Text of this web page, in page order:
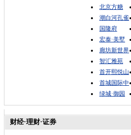
北京方糖
潮白河孔雀
国隆府
宏泰·美墅
廊坊新世界
智汇雅苑
首开熙悦山
首城国际中
绿城·御园
财经·理财·证券